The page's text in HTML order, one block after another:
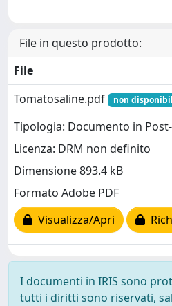
File in questo prodotto:
File
Tomatosaline.pdf
non
Tipologia: Documento in
Licenza: DRM non definito
Dimensione 893.4 kB
Formato Adobe PDF
Visualizza/Apri
I documenti in IRIS sono
tutti i diritti sono riservati,